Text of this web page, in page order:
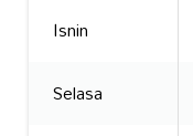
Isnin
Selasa